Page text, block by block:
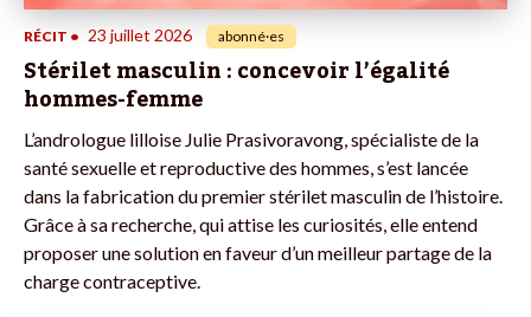
RÉCIT • 23 juillet 2026 abonné·es
Stérilet masculin : concevoir l’égalité
hommes-femme
L’andrologue lilloise Julie Prasivoravong, spécialiste de la
santé sexuelle et reproductive des hommes, s’est lancée
dans la fabrication du premier stérilet masculin de l’histoire.
Grâce à sa recherche, qui attise les curiosités, elle entend
proposer une solution en faveur d’un meilleur partage de la
charge contraceptive.